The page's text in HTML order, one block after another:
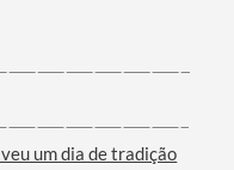
um dia de tradição